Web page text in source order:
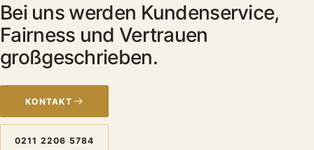
Bei uns werden Kundenservice,
Fairness und Vertrauen
großgeschrieben.
KONTAKT
0211 2206 5784